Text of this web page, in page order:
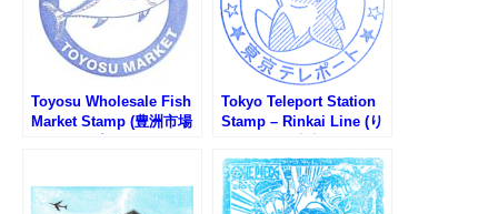
Toyosu Wholesale Fish
Market Stamp (豊洲市場
Tokyo Teleport Station
Stamp – Rinkai Line (り
ト駅のスタンプ)